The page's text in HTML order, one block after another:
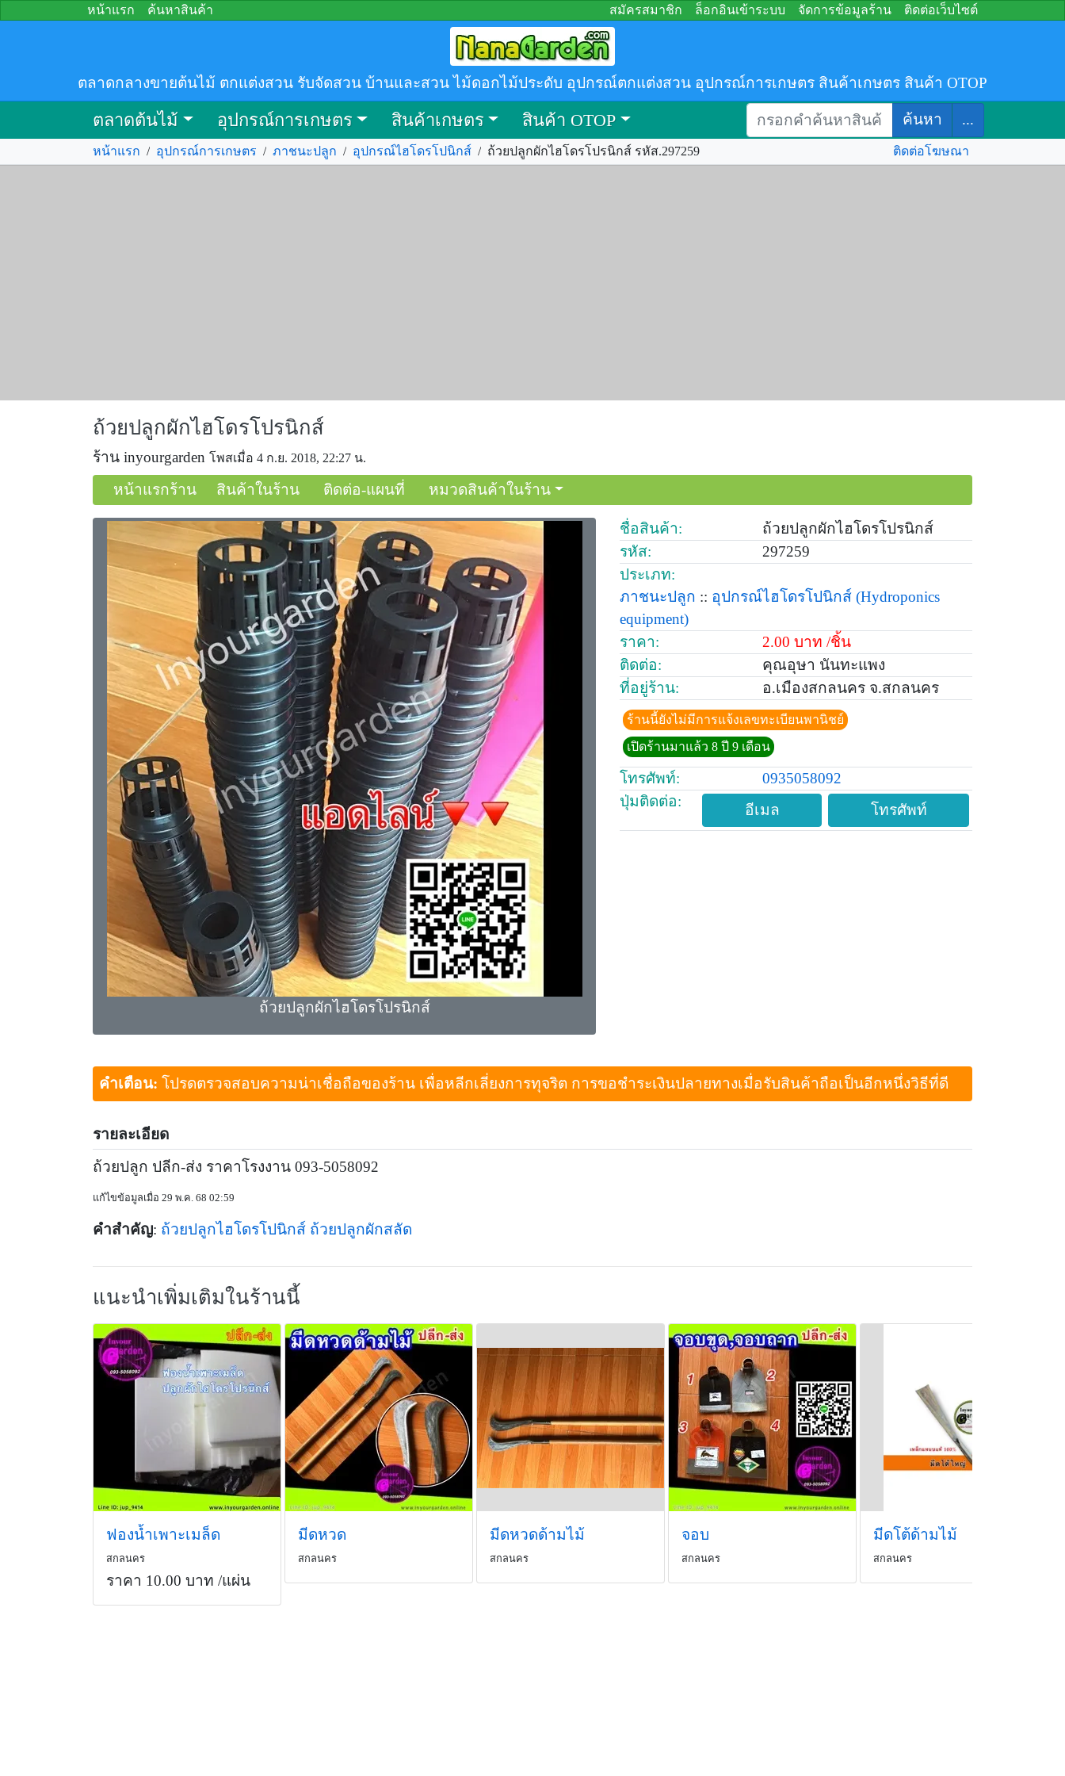
หน้าแรก ค้นหาสินค้า สมัครสมาชิก ล็อกอินเข้าระบบ จัดการข้อมูลร้าน ติดต่อเว็บไซต์
ตลาดกลางขายต้นไม้ ตกแต่งสวน รับจัดสวน บ้านและสวน ไม้ดอกไม้ประดับ อุปกรณ์ตกแต่งสวน อุปกรณ์การเกษตร สินค้าเกษตร สินค้า OTOP
ตลาดต้นไม้ อุปกรณ์การเกษตร สินค้าเกษตร สินค้า OTOP ค้นหา ...
หน้าแรก / อุปกรณ์การเกษตร / ภาชนะปลูก / อุปกรณ์ไฮโดรโปนิกส์ / ถ้วยปลูกผักไฮโดรโปรนิกส์ รหัส.297259 ติดต่อโฆษณา
ถ้วยปลูกผักไฮโดรโปรนิกส์
ร้าน inyourgarden โพสเมื่อ 4 ก.ย. 2018, 22:27 น.
หน้าแรกร้าน สินค้าในร้าน ติดต่อ-แผนที่ หมวดสินค้าในร้าน
ถ้วยปลูกผักไฮโดรโปรนิกส์
ชื่อสินค้า:
ถ้วยปลูกผักไฮโดรโปรนิกส์
รหัส:
297259
ประเภท:
ภาชนะปลูก :: อุปกรณ์ไฮโดรโปนิกส์ (Hydroponics
equipment)
ราคา:
2.00 บาท /ชิ้น
ติดต่อ:
คุณอุษา นันทะแพง
ที่อยู่ร้าน:
อ.เมืองสกลนคร จ.สกลนคร
ร้านนี้ยังไม่มีการแจ้งเลขทะเบียนพานิชย์
เปิดร้านมาแล้ว 8 ปี 9 เดือน
โทรศัพท์:
0935058092
ปุ่มติดต่อ:
อีเมล โทรศัพท์
คำเตือน: โปรดตรวจสอบความน่าเชื่อถือของร้าน เพื่อหลีกเลี่ยงการทุจริต การขอชำระเงินปลายทางเมื่อรับสินค้าถือเป็นอีกหนึ่งวิธีที่ดี
รายละเอียด
ถ้วยปลูก ปลีก-ส่ง ราคาโรงงาน 093-5058092
แก้ไขข้อมูลเมื่อ 29 พ.ค. 68 02:59
คำสำคัญ: ถ้วยปลูกไฮโดรโปนิกส์ ถ้วยปลูกผักสลัด
แนะนำเพิ่มเติมในร้านนี้
ฟองน้ำเพาะเมล็ด
สกลนคร
ราคา 10.00 บาท /แผ่น
มีดหวด
สกลนคร
มีดหวดด้ามไม้
สกลนคร
จอบ
สกลนคร
มีดโต้ด้ามไม้
สกลนคร